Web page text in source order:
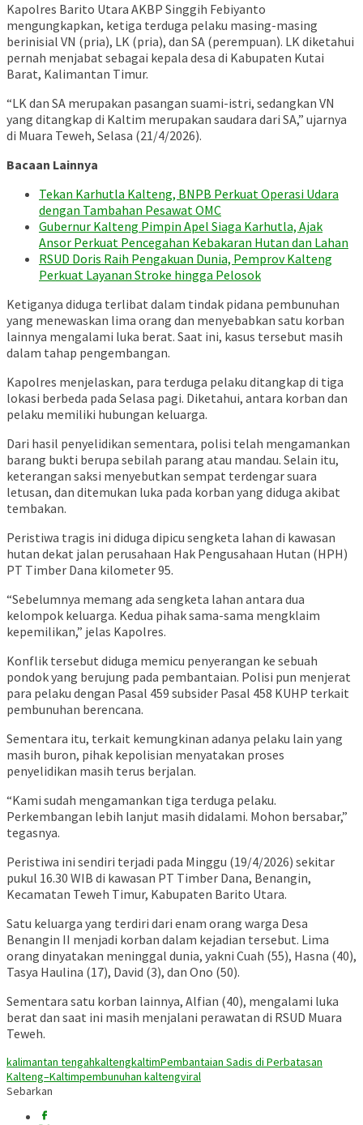
Kapolres Barito Utara AKBP Singgih Febiyanto
mengungkapkan, ketiga terduga pelaku masing-masing
berinisial VN (pria), LK (pria), dan SA (perempuan). LK diketahui
pernah menjabat sebagai kepala desa di Kabupaten Kutai
Barat, Kalimantan Timur.
“LK dan SA merupakan pasangan suami-istri, sedangkan VN
yang ditangkap di Kaltim merupakan saudara dari SA,” ujarnya
di Muara Teweh, Selasa (21/4/2026).
Bacaan Lainnya
Tekan Karhutla Kalteng, BNPB Perkuat Operasi Udara
dengan Tambahan Pesawat OMC
Gubernur Kalteng Pimpin Apel Siaga Karhutla, Ajak
Ansor Perkuat Pencegahan Kebakaran Hutan dan Lahan
RSUD Doris Raih Pengakuan Dunia, Pemprov Kalteng
Perkuat Layanan Stroke hingga Pelosok
Ketiganya diduga terlibat dalam tindak pidana pembunuhan
yang menewaskan lima orang dan menyebabkan satu korban
lainnya mengalami luka berat. Saat ini, kasus tersebut masih
dalam tahap pengembangan.
Kapolres menjelaskan, para terduga pelaku ditangkap di tiga
lokasi berbeda pada Selasa pagi. Diketahui, antara korban dan
pelaku memiliki hubungan keluarga.
Dari hasil penyelidikan sementara, polisi telah mengamankan
barang bukti berupa sebilah parang atau mandau. Selain itu,
keterangan saksi menyebutkan sempat terdengar suara
letusan, dan ditemukan luka pada korban yang diduga akibat
tembakan.
Peristiwa tragis ini diduga dipicu sengketa lahan di kawasan
hutan dekat jalan perusahaan Hak Pengusahaan Hutan (HPH)
PT Timber Dana kilometer 95.
“Sebelumnya memang ada sengketa lahan antara dua
kelompok keluarga. Kedua pihak sama-sama mengklaim
kepemilikan,” jelas Kapolres.
Konflik tersebut diduga memicu penyerangan ke sebuah
pondok yang berujung pada pembantaian. Polisi pun menjerat
para pelaku dengan Pasal 459 subsider Pasal 458 KUHP terkait
pembunuhan berencana.
Sementara itu, terkait kemungkinan adanya pelaku lain yang
masih buron, pihak kepolisian menyatakan proses
penyelidikan masih terus berjalan.
“Kami sudah mengamankan tiga terduga pelaku.
Perkembangan lebih lanjut masih didalami. Mohon bersabar,”
tegasnya.
Peristiwa ini sendiri terjadi pada Minggu (19/4/2026) sekitar
pukul 16.30 WIB di kawasan PT Timber Dana, Benangin,
Kecamatan Teweh Timur, Kabupaten Barito Utara.
Satu keluarga yang terdiri dari enam orang warga Desa
Benangin II menjadi korban dalam kejadian tersebut. Lima
orang dinyatakan meninggal dunia, yakni Cuah (55), Hasna (40),
Tasya Haulina (17), David (3), dan Ono (50).
Sementara satu korban lainnya, Alfian (40), mengalami luka
berat dan saat ini masih menjalani perawatan di RSUD Muara
Teweh.
kalimantan tengahkaltengkaltimPembantaian Sadis di Perbatasan
Kalteng–Kaltimpembunuhan kaltengviral
Sebarkan